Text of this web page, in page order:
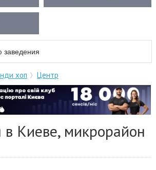
хоп Центр
Киеве, микрорайон